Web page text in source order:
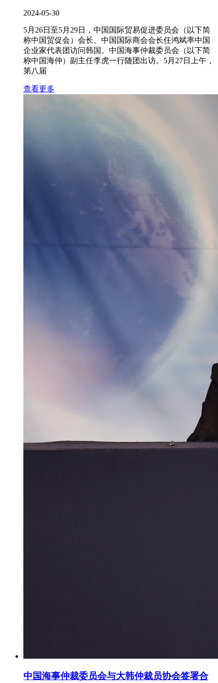
2024-05-30
5月26日至5月29日，中国国际贸易促进委员会（以下简
称中国贸促会）会长、中国国际商会会长任鸿斌率中国
企业家代表团访问韩国。中国海事仲裁委员会（以下简
称中国海仲）副主任李虎一行随团出访。5月27日上午，
第八届
查看更多
中国海事仲裁委员会与大韩仲裁员协会签署合